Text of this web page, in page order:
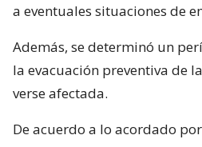
a eventuales situaciones de
Además, se determinó un
la evacuación preventiva de
verse afectada.
De acuerdo a lo acordado